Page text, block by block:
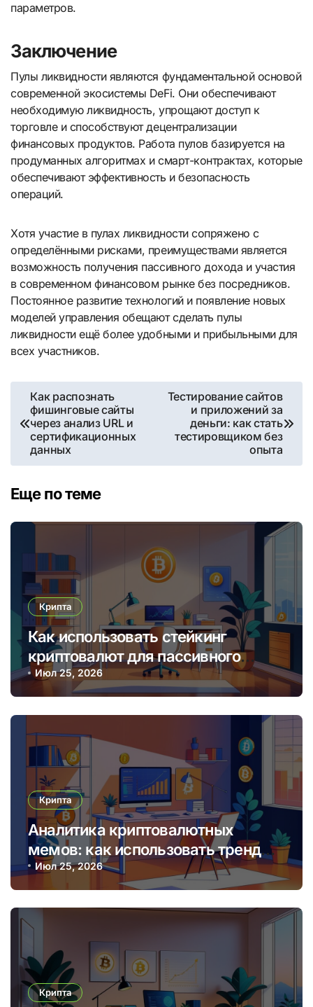
параметров.
Заключение
Пулы ликвидности являются фундаментальной основой
современной экосистемы DeFi. Они обеспечивают
необходимую ликвидность, упрощают доступ к
торговле и способствуют децентрализации
финансовых продуктов. Работа пулов базируется на
продуманных алгоритмах и смарт-контрактах, которые
обеспечивают эффективность и безопасность
операций.
Хотя участие в пулах ликвидности сопряжено с
определёнными рисками, преимуществами является
возможность получения пассивного дохода и участия
в современном финансовом рынке без посредников.
Постоянное развитие технологий и появление новых
моделей управления обещают сделать пулы
ликвидности ещё более удобными и прибыльными для
всех участников.
Навигация
по
записям
Как распознать
фишинговые сайты
через анализ URL и
сертификационных
данных
Тестирование сайтов
и приложений за
деньги: как стать
тестировщиком без
опыта
Еще по теме
Крипта
Как использовать стейкинг
криптовалют для пассивного
дохода в 2025 году
Июл 25, 2026
Крипта
Аналитика криптовалютных
мемов: как использовать тренды
для прибыльных торговых
решений
Июл 25, 2026
Крипта